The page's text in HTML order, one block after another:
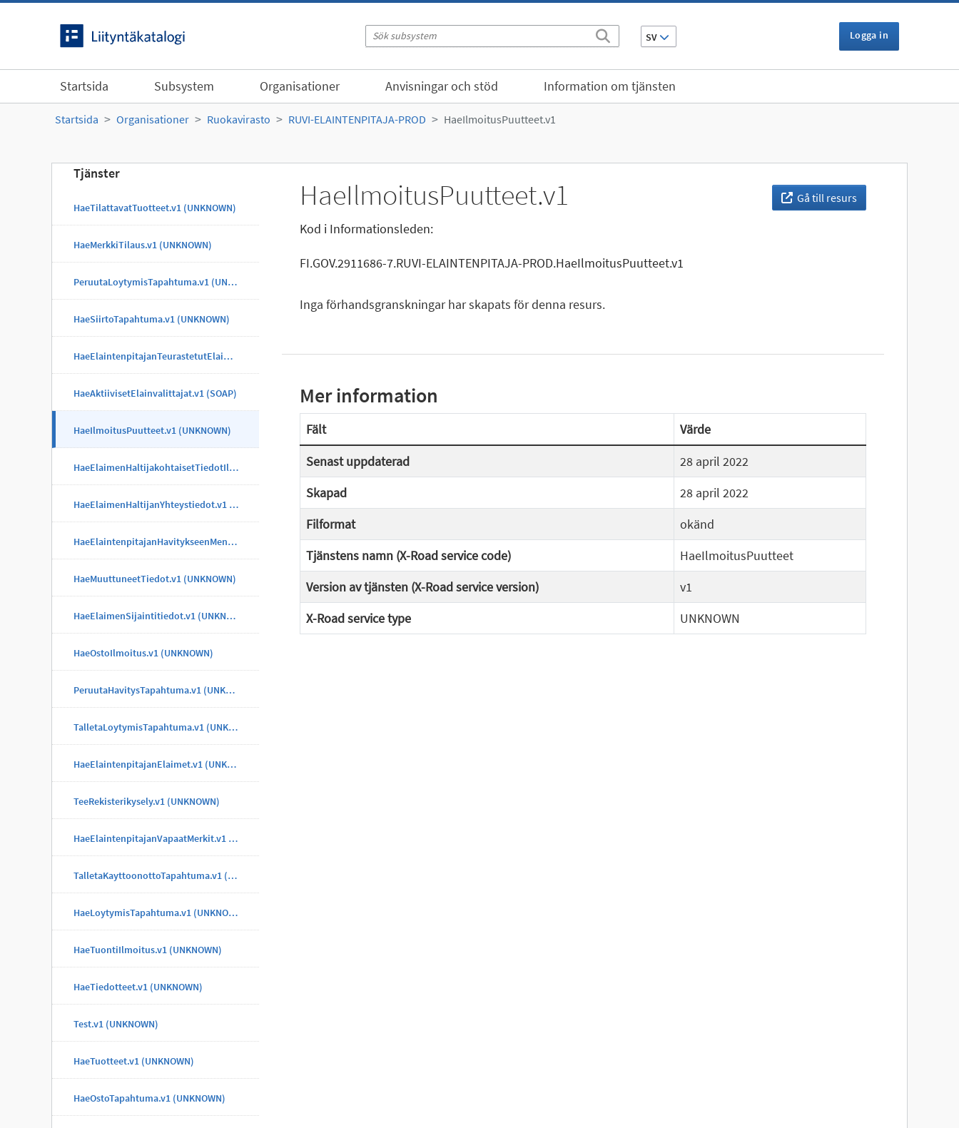
SV Logga in
Startsida Subsystem Organisationer Anvisningar och stöd Information om tjänsten
Startsida Organisationer Ruokavirasto RUVI-ELAINTENPITAJA-PROD HaeIlmoitusPuutteet.v1
Tjänster
HaeTilattavatTuotteet.v1 (UNKNOWN)
HaeMerkkiTilaus.v1 (UNKNOWN)
PeruutaLoytymisTapahtuma.v1 (UNKNOWN)
HaeSiirtoTapahtuma.v1 (UNKNOWN)
HaeElaintenpitajanTeurastetutElaimet.v1 (UNKNOWN)
HaeAktiivisetElainvalittajat.v1 (SOAP)
HaeIlmoitusPuutteet.v1 (UNKNOWN)
HaeElaimenHaltijakohtaisetTiedotIlmoitus.v1 (UNKNOWN)
HaeElaimenHaltijanYhteystiedot.v1 (UNKNOWN)
HaeElaintenpitajanHavitykseenMenneetElaimet.v1 (UNKNOWN)
HaeMuuttuneetTiedot.v1 (UNKNOWN)
HaeElaimenSijaintitiedot.v1 (UNKNOWN)
HaeOstoIlmoitus.v1 (UNKNOWN)
PeruutaHavitysTapahtuma.v1 (UNKNOWN)
TalletaLoytymisTapahtuma.v1 (UNKNOWN)
HaeElaintenpitajanElaimet.v1 (UNKNOWN)
TeeRekisterikysely.v1 (UNKNOWN)
HaeElaintenpitajanVapaatMerkit.v1 (UNKNOWN)
TalletaKayttoonottoTapahtuma.v1 (UNKNOWN)
HaeLoytymisTapahtuma.v1 (UNKNOWN)
HaeTuontiIlmoitus.v1 (UNKNOWN)
HaeTiedotteet.v1 (UNKNOWN)
Test.v1 (UNKNOWN)
HaeTuotteet.v1 (UNKNOWN)
HaeOstoTapahtuma.v1 (UNKNOWN)
Gå till resurs
HaeIlmoitusPuutteet.v1
Kod i Informationsleden:
FI.GOV.2911686-7.RUVI-ELAINTENPITAJA-PROD.HaeIlmoitusPuutteet.v1
Inga förhandsgranskningar har skapats för denna resurs.
Mer information
Fält
Värde
Senast uppdaterad
28 april 2022
Skapad
28 april 2022
Filformat
okänd
Tjänstens namn (X-Road service code)
HaeIlmoitusPuutteet
Version av tjänsten (X-Road service version)
v1
X-Road service type
UNKNOWN